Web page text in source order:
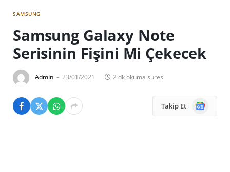
SAMSUNG
Samsung Galaxy Note
Serisinin Fişini Mi Çekecek
Admin 23/01/2021 2 dk okuma süresi
Takip Et
Google
News